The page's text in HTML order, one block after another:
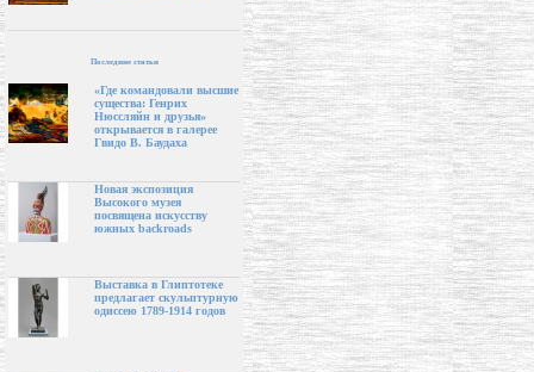
Последние статьи
«Где командовали высшие
существа: Генрих
Нюссляйн и друзья»
открывается в галерее
Гвидо В. Баудаха
Новая экспозиция
Высокого музея
посвящена искусству
южных backroads
Выставка в Глиптотеке
предлагает скульптурную
одиссею 1789-1914 годов